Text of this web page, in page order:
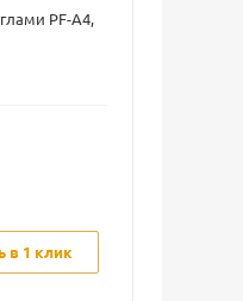
PF-А4,
в 1 клик